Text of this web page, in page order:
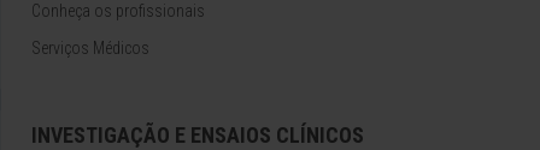
Conheça os profissionais
Serviços Médicos
INVESTIGAÇÃO E ENSAIOS CLÍNICOS